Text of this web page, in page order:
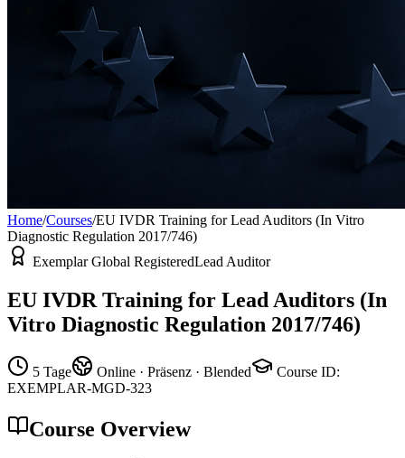
Home/Courses/EU IVDR Training for Lead Auditors (In Vitro
Diagnostic Regulation 2017/746)
Exemplar Global RegisteredLead Auditor
EU IVDR Training for Lead Auditors (In
Vitro Diagnostic Regulation 2017/746)
5 Tage Online · Präsenz · Blended Course ID:
EXEMPLAR-MGD-323
Course Overview